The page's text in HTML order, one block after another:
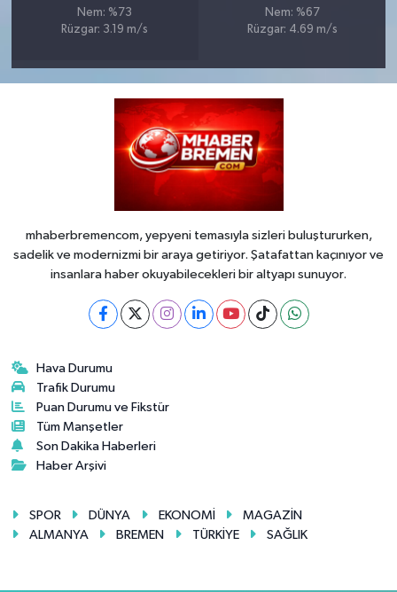
Nem: %73
Rüzgar: 3.19 m/s
Nem: %67
Rüzgar: 4.69 m/s
mhaberbremencom, yepyeni temasıyla sizleri buluştururken,
sadelik ve modernizmi bir araya getiriyor. Şatafattan kaçınıyor ve
insanlara haber okuyabilecekleri bir altyapı sunuyor.
Hava Durumu
Trafik Durumu
Puan Durumu ve Fikstür
Tüm Manşetler
Son Dakika Haberleri
Haber Arşivi
SPOR DÜNYA EKONOMİ
MAGAZİN
ALMANYA
BREMEN TÜRKİYE SAĞLIK